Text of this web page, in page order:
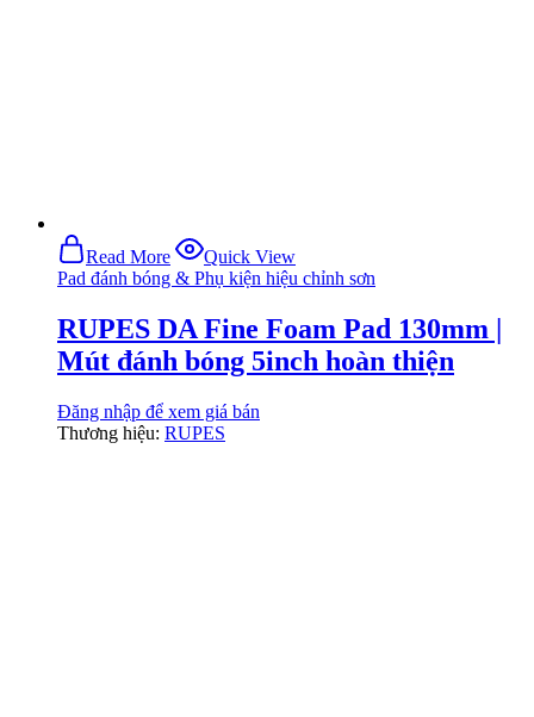
Read More
Quick View
Pad đánh bóng & Phụ kiện hiệu chỉnh sơn
RUPES DA Fine Foam Pad 130mm |
Mút đánh bóng 5inch hoàn thiện
Đăng nhập để xem giá bán
Thương hiệu: RUPES